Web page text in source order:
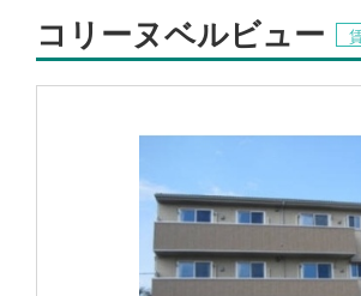
コリーヌベルビュー